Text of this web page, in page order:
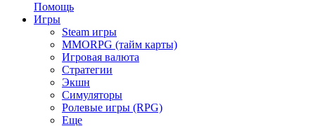
Помощь
Игры
Steam игры
MMORPG (тайм карты)
Игровая валюта
Стратегии
Экшн
Симуляторы
Ролевые игры (RPG)
Еще